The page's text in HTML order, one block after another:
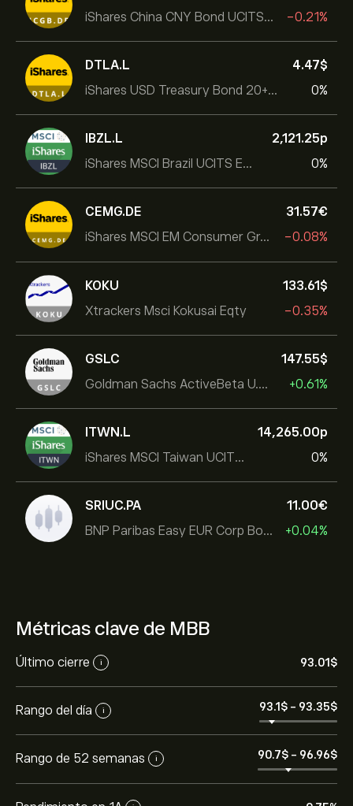
iShares China CNY Bond UCITS ETF
-0.21%
DTLA.L
iShares USD Treasury Bond 20+yr UCITS ETF
4.47‎$‎
0%
IBZL.L
iShares MSCI Brazil UCITS ETF (Dist)
2,121.25‎p‎
0%
CEMG.DE
iShares MSCI EM Consumer Growth UCITS ETF
31.57‎€‎
-0.08%
KOKU
Xtrackers Msci Kokusai Eqty
133.61‎$‎
-0.35%
GSLC
Goldman Sachs ActiveBeta U.S. Large Cap Equity ETF
147.55‎$‎
+0.61%
ITWN.L
iShares MSCI Taiwan UCITS ETF
14,265.00‎p‎
0%
SRIUC.PA
BNP Paribas Easy EUR Corp Bond SRI Fossil Free Ult
11.00‎€‎
+0.04%
Métricas clave de MBB
Último cierre i 93.01‎$‎
Rango del día i 93.1‎$‎ - 93.35‎$‎
Rango de 52 semanas i 90.7‎$‎ - 96.96‎$‎